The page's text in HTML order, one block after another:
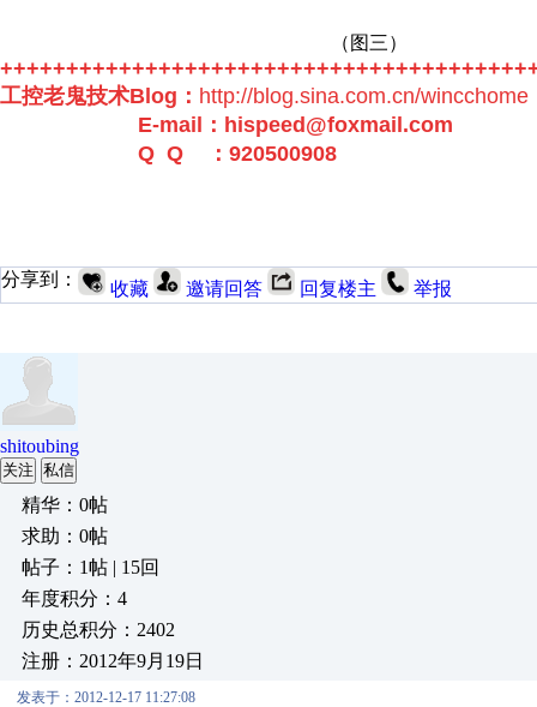
（图三）
工控老鬼技术Blog： http://blog.sina.com.cn/wincchome
E-mail： hispeed@foxmail.com
Q Q ： 920500908
分享到： 收藏 邀请回答 回复楼主 举报
shitoubing
关注 私信
精华：0帖
求助：0帖
帖子：1帖 | 15回
年度积分：4
历史总积分：2402
注册：2012年9月19日
发表于：2012-12-17 11:27:08